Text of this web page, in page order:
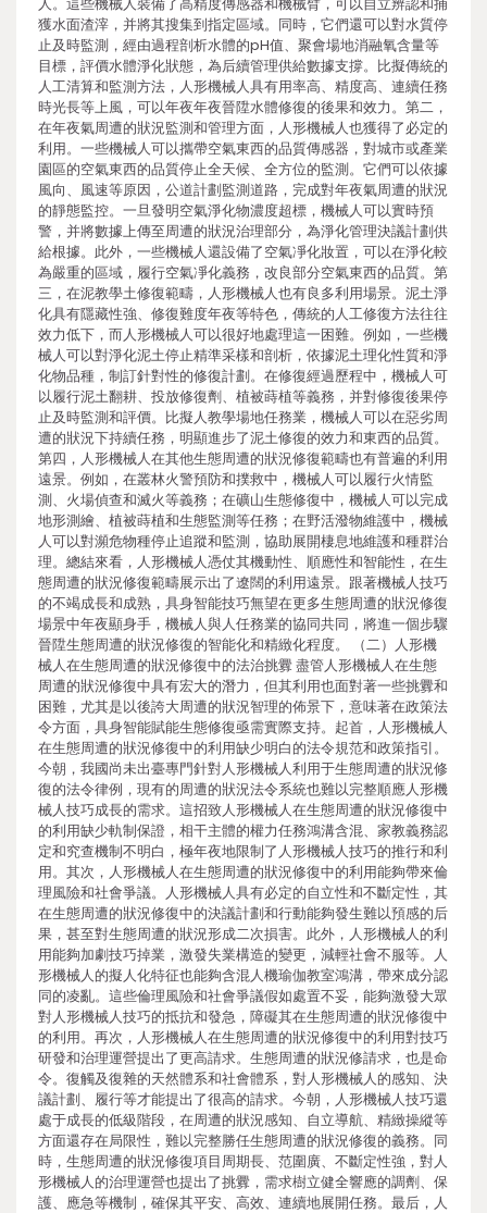
獲水面渣滓，并將其搜集到指定區域。同時，它們還可以對水質停
止及時監測，經由過程剖析水體的pH值、聚會場地消融氧含量等
目標，評價水體淨化狀態，為后續管理供給數據支撐。比擬傳統的
人工清算和監測方法，人形機械人具有用率高、精度高、連續任務
時光長等上風，可以年夜年夜晉陞水體修復的後果和效力。第二，
在年夜氣周遭的狀況監測和管理方面，人形機械人也獲得了必定的
利用。一些機械人可以攜帶空氣東西的品質傳感器，對城市或產業
園區的空氣東西的品質停止全天候、全方位的監測。它們可以依據
風向、風速等原因，公道計劃監測道路，完成對年夜氣周遭的狀況
的靜態監控。一旦發明空氣淨化物濃度超標，機械人可以實時預
警，并將數據上傳至周遭的狀況治理部分，為淨化管理決議計劃供
給根據。此外，一些機械人還設備了空氣凈化妝置，可以在淨化較
為嚴重的區域，履行空氣凈化義務，改良部分空氣東西的品質。第
三，在泥教學土修復範疇，人形機械人也有良多利用場景。泥土淨
化具有隱藏性強、修復難度年夜等特色，傳統的人工修復方法往往
效力低下，而人形機械人可以很好地處理這一困難。例如，一些機
械人可以對淨化泥土停止精準采樣和剖析，依據泥土理化性質和淨
化物品種，制訂針對性的修復計劃。在修復經過歷程中，機械人可
以履行泥土翻耕、投放修復劑、植被蒔植等義務，并對修復後果停
止及時監測和評價。比擬人教學場地任務業，機械人可以在惡劣周
遭的狀況下持續任務，明顯進步了泥土修復的效力和東西的品質。
第四，人形機械人在其他生態周遭的狀況修復範疇也有普遍的利用
遠景。例如，在叢林火警預防和撲救中，機械人可以履行火情監
測、火場偵查和滅火等義務；在礦山生態修復中，機械人可以完成
地形測繪、植被蒔植和生態監測等任務；在野活潑物維護中，機械
人可以對瀕危物種停止追蹤和監測，協助展開棲息地維護和種群治
理。總結來看，人形機械人憑仗其機動性、順應性和智能性，在生
態周遭的狀況修復範疇展示出了遼闊的利用遠景。跟著機械人技巧
的不竭成長和成熟，具身智能技巧無望在更多生態周遭的狀況修復
場景中年夜顯身手，機械人與人任務業的協同共同，將進一個步驟
晉陞生態周遭的狀況修復的智能化和精緻化程度。 （二）人形機
械人在生態周遭的狀況修復中的法治挑釁 盡管人形機械人在生態
周遭的狀況修復中具有宏大的潛力，但其利用也面對著一些挑釁和
困難，尤其是以後誇大周遭的狀況智理的佈景下，意味著在政策法
令方面，具身智能賦能生態修復亟需實際支持。起首，人形機械人
在生態周遭的狀況修復中的利用缺少明白的法令規范和政策指引。
今朝，我國尚未出臺專門針對人形機械人利用于生態周遭的狀況修
復的法令律例，現有的周遭的狀況法令系統也難以完整順應人形機
械人技巧成長的需求。這招致人形機械人在生態周遭的狀況修復中
的利用缺少軌制保證，相干主體的權力任務鴻溝含混、家教義務認
定和究查機制不明白，極年夜地限制了人形機械人技巧的推行和利
用。其次，人形機械人在生態周遭的狀況修復中的利用能夠帶來倫
理風險和社會爭議。人形機械人具有必定的自立性和不斷定性，其
在生態周遭的狀況修復中的決議計劃和行動能夠發生難以預感的后
果，甚至對生態周遭的狀況形成二次損害。此外，人形機械人的利
用能夠加劇技巧掉業，激發失業構造的變更，減輕社會不服等。人
形機械人的擬人化特征也能夠含混人機瑜伽教室鴻溝，帶來成分認
同的凌亂。這些倫理風險和社會爭議假如處置不妥，能夠激發大眾
對人形機械人技巧的抵抗和發急，障礙其在生態周遭的狀況修復中
的利用。再次，人形機械人在生態周遭的狀況修復中的利用對技巧
研發和治理運營提出了更高請求。生態周遭的狀況修請求，也是命
令。復觸及復雜的天然體系和社會體系，對人形機械人的感知、決
議計劃、履行等才能提出了很高的請求。今朝，人形機械人技巧還
處于成長的低級階段，在周遭的狀況感知、自立導航、精緻操縱等
方面還存在局限性，難以完整勝任生態周遭的狀況修復的義務。同
時，生態周遭的狀況修復項目周期長、范圍廣、不斷定性強，對人
形機械人的治理運營也提出了挑釁，需求樹立健全響應的調劑、保
護、應急等機制，確保其平安、高效、連續地展開任務。最后，人